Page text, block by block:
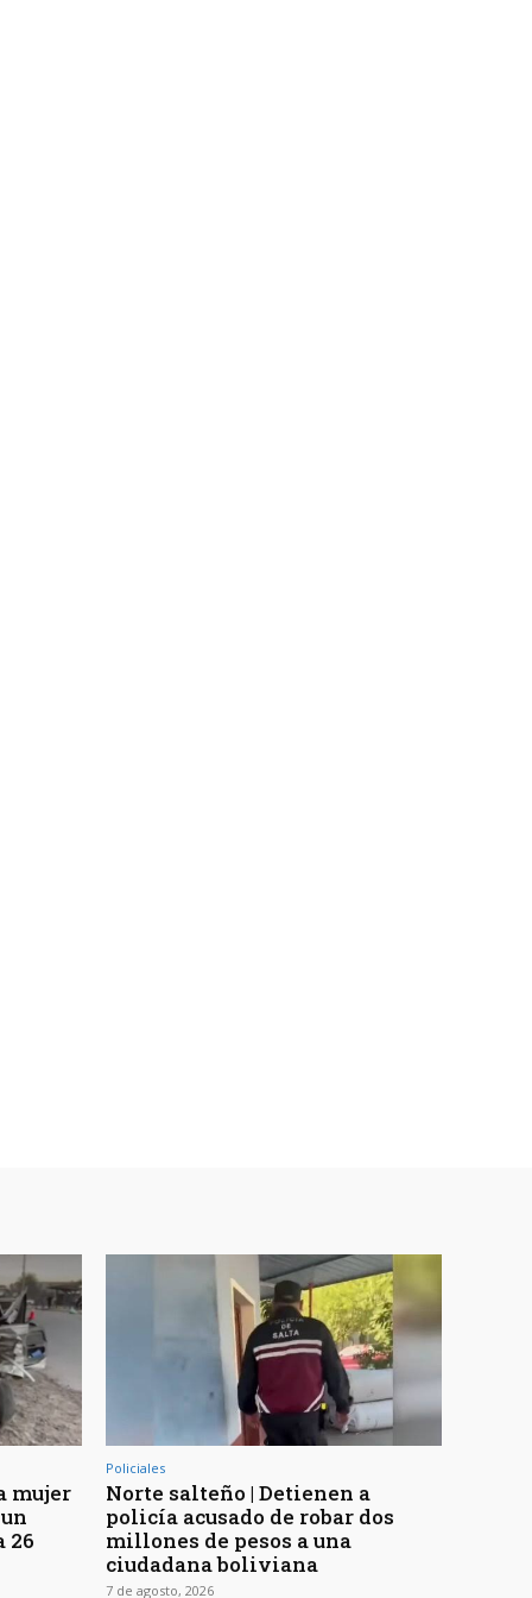
mujer
26
Policiales
Norte salteño | Detienen a
policía acusado de robar dos
millones de pesos a una
ciudadana boliviana
7 de agosto, 2026